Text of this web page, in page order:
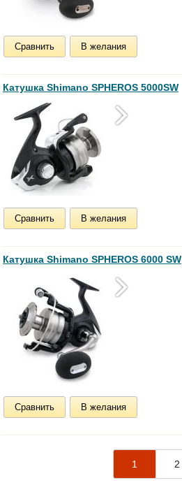
Сравнить В желания
Катушка Shimano SPHEROS 5000SW
Сравнить В желания
Катушка Shimano SPHEROS 6000 SW
Сравнить В желания
1 2